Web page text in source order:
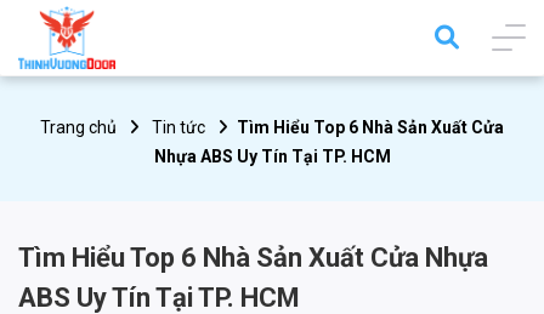
Trang chủ Tin tức
Tìm Hiểu Top 6 Nhà Sản Xuất Cửa
Nhựa ABS Uy Tín Tại TP. HCM
Tìm Hiểu Top 6 Nhà Sản Xuất Cửa Nhựa
ABS Uy Tín Tại TP. HCM